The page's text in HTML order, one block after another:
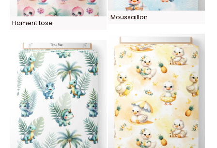
Moussaillon
Flament tose